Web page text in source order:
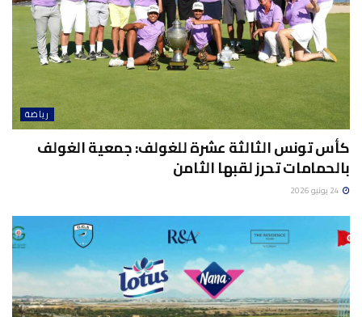
رياضة
كأس تونس الثالثة عشرة للغولف: جمعية الغولف
بالحمامات تحرز لقبها الثامن